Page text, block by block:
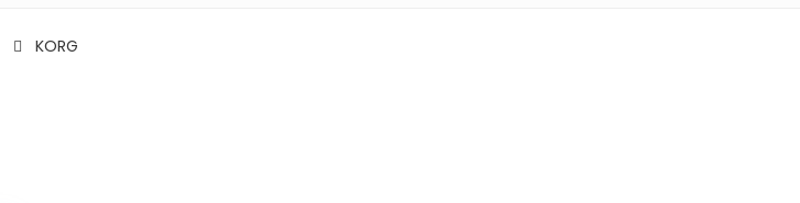
‎KORG